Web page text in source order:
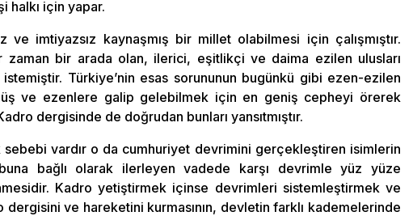
halkı için yapar.
ve imtiyazsız kaynaşmış bir millet olabilmesi için çalışmıştır.
zaman bir arada olan, ilerici, eşitlikçi ve daima ezilen ulusları
Türkiye’nin esas sorununun bugünkü gibi ezen-ezilen
ve ezenlere galip gelebilmek için en geniş cepheyi örerek
dergisinde de doğrudan bunları yansıtmıştır.
sebebi vardır o da cumhuriyet devrimini gerçekleştiren isimlerin
bağlı olarak ilerleyen vadede karşı devrimle yüz yüze
Kadro yetiştirmek içinse devrimleri sistemleştirmek ve
ve hareketini kurmasının, devletin farklı kademelerinde